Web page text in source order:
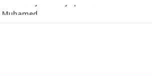
Muhamed
(r. Aličajić, otac Muharem) Mine
uvođenje sankcija političarima u RS-u